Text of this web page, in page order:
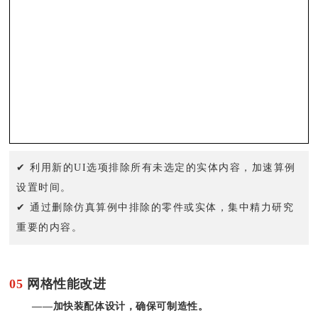
✔ 利用新的UI选项排除所有未选定的实体内容，加速算例
设置时间。
✔ 通过删除仿真算例中排除的零件或实体，集中精力研究
重要的内容。
05 网格性能改进
——加快装配体设计，确保可制造性。